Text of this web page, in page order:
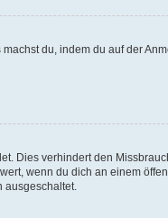
du, indem du auf der
Dies verhindert den
wenn du dich an einem
ausgeschaltet.